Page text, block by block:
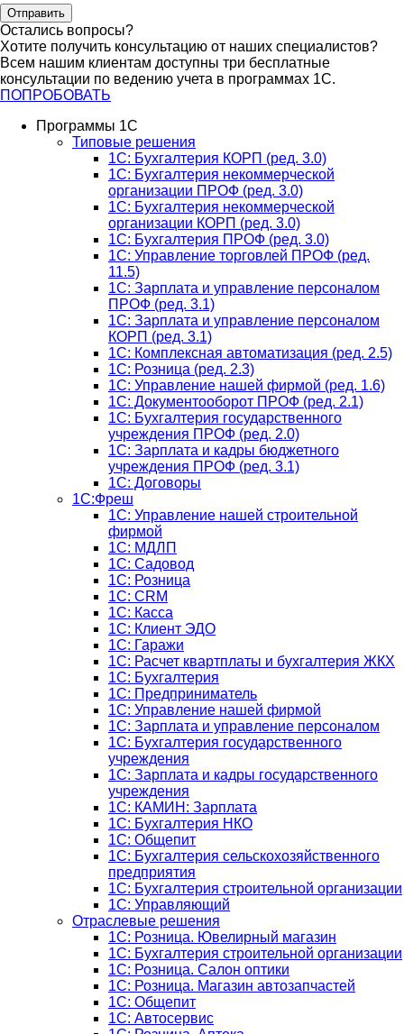
Отправить
Остались вопросы?
Хотите получить консультацию от наших специалистов?
Всем нашим клиентам доступны три бесплатные
консультации по ведению учета в программах 1С.
ПОПРОБОВАТЬ
Программы 1С
Типовые решения
1C: Бухгалтерия КОРП (ред. 3.0)
1С: Бухгалтерия некоммерческой
организации ПРОФ (ред. 3.0)
1С: Бухгалтерия некоммерческой
организации КОРП (ред. 3.0)
1C: Бухгалтерия ПРОФ (ред. 3.0)
1C: Управление торговлей ПРОФ (ред.
11.5)
1C: Зарплата и управление персоналом
ПРОФ (ред. 3.1)
1C: Зарплата и управление персоналом
КОРП (ред. 3.1)
1C: Комплексная автоматизация (ред. 2.5)
1С: Розница (ред. 2.3)
1С: Управление нашей фирмой (ред. 1.6)
1С: Документооборот ПРОФ (ред. 2.1)
1C: Бухгалтерия государственного
учреждения ПРОФ (ред. 2.0)
1C: Зарплата и кадры бюджетного
учреждения ПРОФ (ред. 3.1)
1С: Договоры
1С:Фреш
1С: Управление нашей строительной
фирмой
1С: МДЛП
1С: Садовод
1С: Розница
1C: CRM
1C: Касса
1С: Клиент ЭДО
1С: Гаражи
1C: Расчет квартплаты и бухгалтерия ЖКХ
1C: Бухгалтерия
1C: Предприниматель
1C: Управление нашей фирмой
1C: Зарплата и управление персоналом
1C: Бухгалтерия государственного
учреждения
1C: Зарплата и кадры государственного
учреждения
1C: КАМИН: Зарплата
1C: Бухгалтерия НКО
1С: Общепит
1С: Бухгалтерия сельскохозяйст­венного
предприятия
1С: Бухгалтерия строительной организации
1С: Управляющий
Отраслевые решения
1С: Розница. Ювелирный магазин
1С: Бухгалтерия строительной организации
1С: Розница. Салон оптики
1С: Розница. Магазин автозапчастей
1C: Общепит
1С: Автосервис